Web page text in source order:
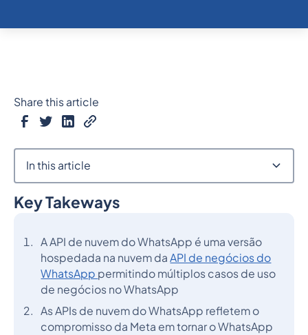
Key Takeways
A API de nuvem do WhatsApp é uma versão
hospedada na nuvem daAPI de negócios do
WhatsApp permitindo múltiplos casos de uso
de negócios no WhatsApp
As APIs de nuvem do WhatsApp refletem o
compromisso da Meta em tornar o WhatsApp
Share this article
In this article
Heading 2